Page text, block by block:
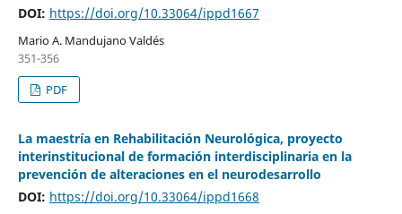
DOI: https://doi.org/10.33064/ippd1667
Mario A. Mandujano Valdés
351-356
PDF
La maestría en Rehabilitación Neurológica, proyecto
interinstitucional de formación interdisciplinaria en la
prevención de alteraciones en el neurodesarrollo
DOI: https://doi.org/10.33064/ippd1668